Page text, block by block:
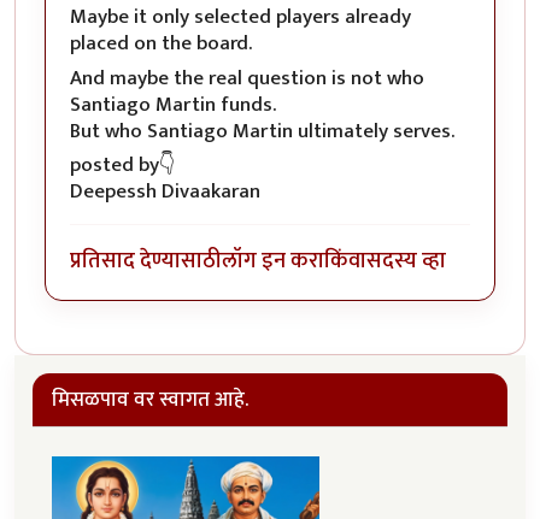
Maybe it only selected players already
placed on the board.
And maybe the real question is not who
Santiago Martin funds.
But who Santiago Martin ultimately serves.
posted by👇
Deepessh Divaakaran
प्रतिसाद देण्यासाठीलॉग इन कराकिंवासदस्य व्हा
मिसळपाव वर स्वागत आहे.